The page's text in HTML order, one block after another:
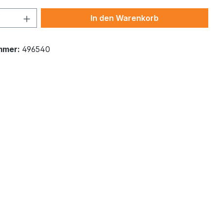
Anzahl: Gib den gewünschten Wert
In den Warenkorb
496540